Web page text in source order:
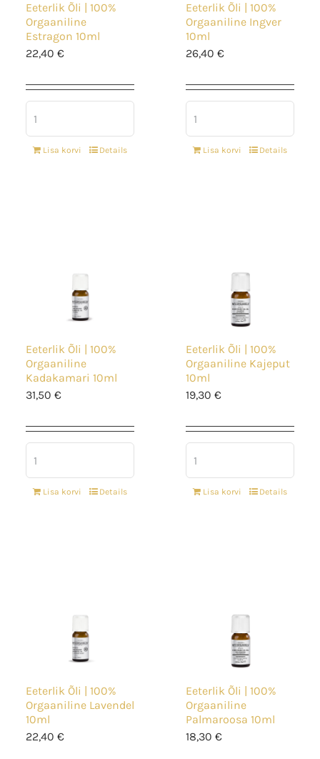
Eeterlik Õli | 100%
Orgaaniline
Estragon 10ml
22,40 €
Lisa korvi Details
Eeterlik Õli | 100%
Orgaaniline Ingver
10ml
26,40 €
Lisa korvi Details
Eeterlik Õli | 100%
Orgaaniline
Kadakamari 10ml
31,50 €
Lisa korvi Details
Eeterlik Õli | 100%
Orgaaniline Kajeput
10ml
19,30 €
Lisa korvi Details
Eeterlik Õli | 100%
Orgaaniline Lavendel
10ml
22,40 €
Eeterlik Õli | 100%
Orgaaniline
Palmaroosa 10ml
18,30 €